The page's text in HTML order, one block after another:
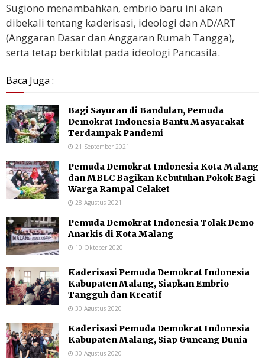
Sugiono menambahkan, embrio baru ini akan
dibekali tentang kaderisasi, ideologi dan AD/ART
(Anggaran Dasar dan Anggaran Rumah Tangga),
serta tetap berkiblat pada ideologi Pancasila.
Baca Juga :
Bagi Sayuran di Bandulan, Pemuda
Demokrat Indonesia Bantu Masyarakat
Terdampak Pandemi
21 September 2021
Pemuda Demokrat Indonesia Kota Malang
dan MBLC Bagikan Kebutuhan Pokok Bagi
Warga Rampal Celaket
28 Agustus 2021
Pemuda Demokrat Indonesia Tolak Demo
Anarkis di Kota Malang
10 Oktober 2020
Kaderisasi Pemuda Demokrat Indonesia
Kabupaten Malang, Siapkan Embrio
Tangguh dan Kreatif
30 Agustus 2020
Kaderisasi Pemuda Demokrat Indonesia
Kabupaten Malang, Siap Guncang Dunia
30 Agustus 2020